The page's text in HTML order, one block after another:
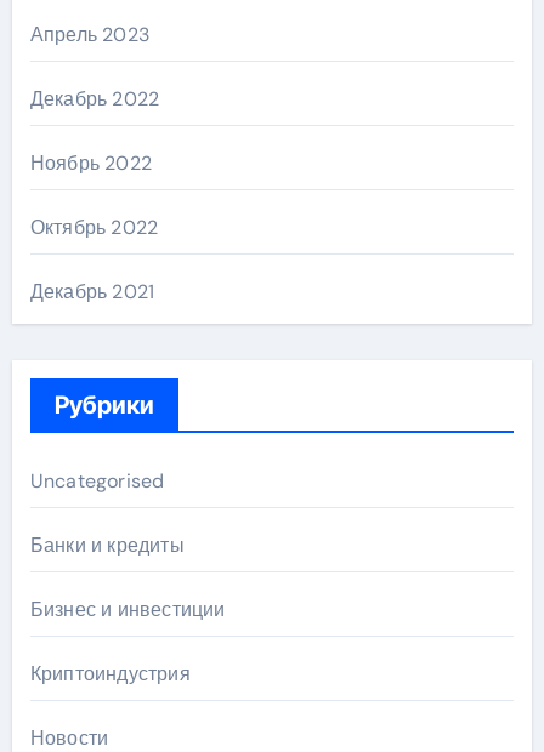
Апрель 2023
Декабрь 2022
Ноябрь 2022
Октябрь 2022
Декабрь 2021
Рубрики
Uncategorised
Банки и кредиты
Бизнес и инвестиции
Криптоиндустрия
Новости